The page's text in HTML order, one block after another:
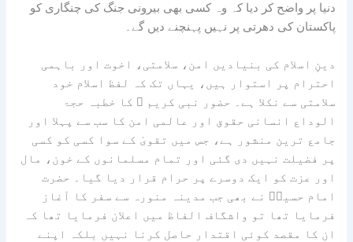
دنیا پر واضح کر دیا کہ وہ کسی بھی بیرونی جنگ کی چنگاری کو
پاکستان کی دھرتی پر نہیں پہنچنے دیں گے۔
دینِ اسلام کی بنیادیں امن، سلامتی، اخوت اور باہمی
احترام پر استوار ہیں، یہاں تک کہ لفظ اسلام خود
سلامتی سے نکلا ہے۔ حضور نبی کریم ﷺ کا خطبہ حجۃ
الوداع انسانی حقوق اور عالمی امن کا سب سے پہلا اور
جامع ترین منشور ہے، جس میں تقویٰ کے سوا کسی کو کسی
پر فضیلت نہیں دی گئی اور تمام مسلمانوں کے خون، مال
اور عزت کو ایک دوسرے پر حرام قرار دیا گیا۔ حضرت
امام حسینؓ نے بھی جب مدینہ منورہ سے سفر کا آغاز
فرمایا تھا تو واشگاف الفاظ میں اعلان فرمایا تھا کہ
ان کا مقصد کوئی اقتدار حاصل کرنا نہیں بلکہ اپنے